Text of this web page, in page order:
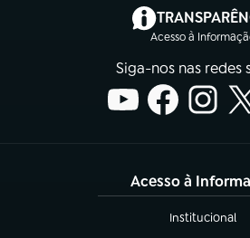
Acesso à
(abre
Siga-nos nas redes
Acesso à
Institucional
(abre em nova